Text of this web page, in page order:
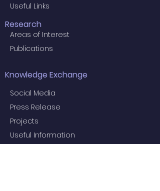
Useful Links
Research
Areas of Interest
Publications
Knowledge Exchange
Social Media
Press Release
Projects
Useful Information